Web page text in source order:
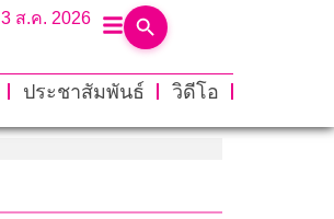
3 ส.ค. 2026
ประชาสัมพันธ์
วิดีโอ